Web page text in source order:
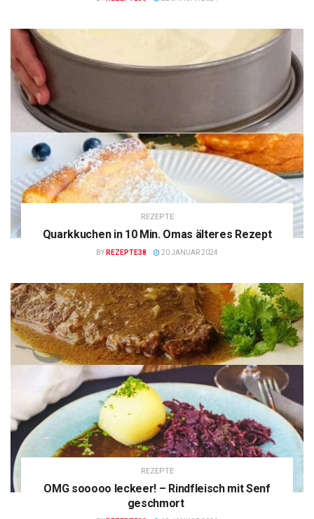
REZEPTE
Quarkkuchen in 10 Min. Omas älteres Rezept
BY REZEPTE38 20 JANUAR 2024
REZEPTE
OMG sooooo leckeer! – Rindfleisch mit Senf
geschmort